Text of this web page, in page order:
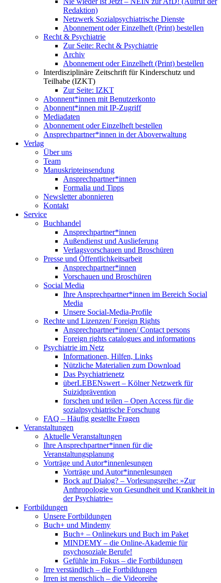
Redaktion)
Netzwerk Sozialpsychiatrische Dienste
Abonnement oder Einzelheft (Print) bestellen
Recht & Psychiatrie
Zur Seite: Recht & Psychiatrie
Archiv
Abonnement oder Einzelheft (Print) bestellen
Interdisziplinäre Zeitschrift für Kinderschutz und
Teilhabe (IZKT)
Zur Seite: IZKT
Abonnent*innen mit Benutzerkonto
Abonnent*innen mit IP-Zugriff
Mediadaten
Abonnement oder Einzelheft bestellen
Ansprechpartner*innen in der Aboverwaltung
Verlag
Über uns
Team
Manuskripteinsendung
Ansprechpartner*innen
Formalia und Tipps
Newsletter abonnieren
Kontakt
Service
Buchhandel
Ansprechpartner*innen
Außendienst und Auslieferung
Verlagsvorschauen und Broschüren
Presse und Öffentlichkeitsarbeit
Ansprechpartner*innen
Vorschauen und Broschüren
Social Media
Ihre Ansprechpartner*innen im Bereich Social
Media
Unsere Social-Media-Profile
Rechte und Lizenzen/ Foreign Rights
Ansprechpartner*innen/ Contact persons
Foreign rights catalogues and informations
Psychiatrie im Netz
Informationen, Hilfen, Links
Nützliche Materialien zum Download
Das Psychiatrienetz
überLEBENswert – Kölner Netzwerk für
Suizidprävention
forschen und teilen – Open Access für die
sozialpsychiatrische Forschung
FAQ – Häufig gestellte Fragen
Veranstaltungen
Aktuelle Veranstaltungen
Ihre Ansprechpartner*innen für die
Veranstaltungsplanung
Vorträge und Autor*innenlesungen
Vorträge und Autor*innenlesungen
Bock auf Dialog? – Vorlesungsreihe: »Zur
Anthropologie von Gesundheit und Krankheit in
der Psychiatrie«
Fortbildungen
Unsere Fortbildungen
Buch+ und Mindemy
Buch+ – Onlinekurs und Buch im Paket
MINDEMY – die Online-Akademie für
psychosoziale Berufe!
Gefühle im Fokus – die Fortbildungen
Irre verständlich – die Fortbildungen
Irren ist menschlich – die Videoreihe